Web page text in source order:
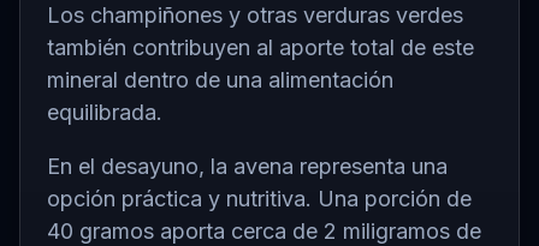
Los champiñones y otras verduras verdes
también contribuyen al aporte total de este
mineral dentro de una alimentación
equilibrada.
En el desayuno, la avena representa una
opción práctica y nutritiva. Una porción de
40 gramos aporta cerca de 2 miligramos de